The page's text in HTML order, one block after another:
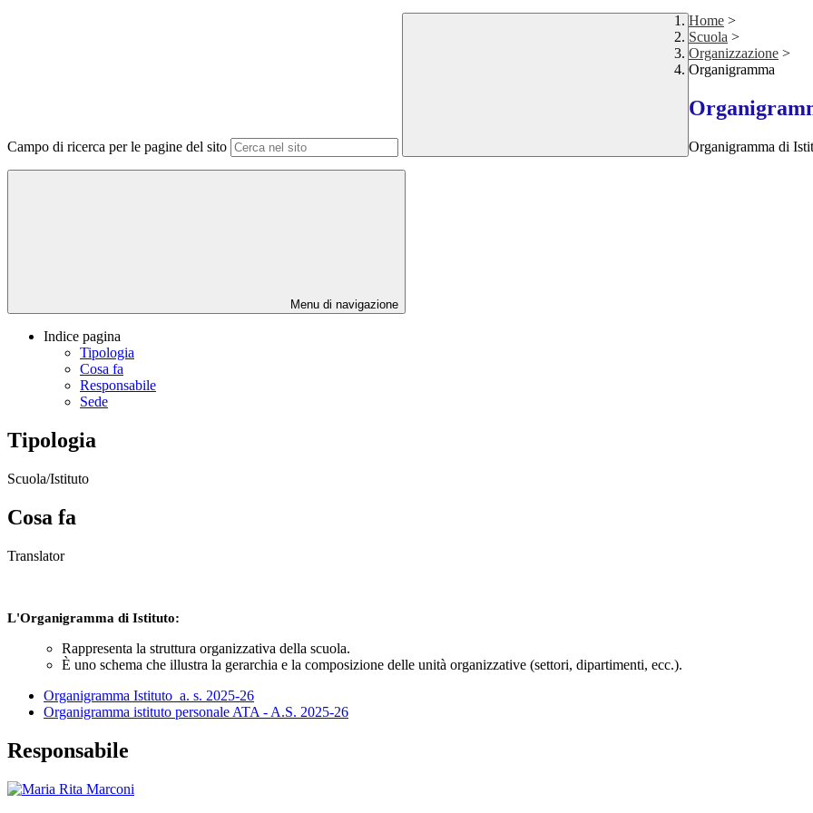
Campo di ricerca per le pagine del sito
Home >
Scuola >
Organizzazione >
Organigramma
Organigramma di
Menu di navigazione
Indice pagina
Tipologia
Cosa fa
Responsabile
Sede
Tipologia
Scuola/Istituto
Cosa fa
Translator
L'Organigramma di Istituto:
Rappresenta la struttura organizzativa della scuola.
È uno schema che illustra la gerarchia e la composizione delle unità organizzative (settori, dipartimenti, ecc.).
Organigramma Istituto_a. s. 2025-26
Organigramma istituto personale ATA - A.S. 2025-26
Responsabile